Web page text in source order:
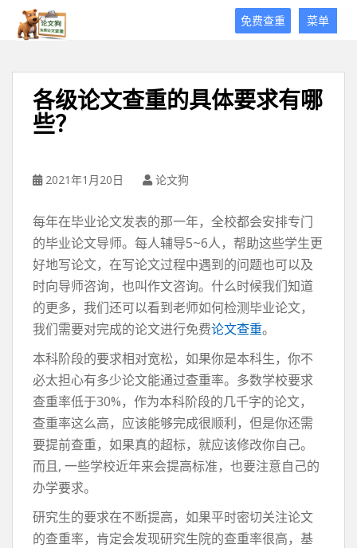
菜单
免费查重
各级论文查重的具体要求有哪
些？
2021年1月20日 论文狗
每年在毕业论文发表的那一年，全校都会安排专门
的毕业论文导师。每人辅导5~6人，帮助这些学生更
好地写论文，在写论文过程中遇到的问题也可以及
时向导师咨询，也叫作文咨询。什么时候我们知道
的更多，我们还可以看到老师如何检测毕业论文，
我们需要对完成的论文进行免费论文查重。
本科阶段的要求相对宽松，如果你是本科生，你不
必太担心有多少论文能通过查重率。多数学校要求
查重率低于30%，作为本科阶段的几千字的论文，
查重率这么高，应该能够完成很顺利，但是你还需
要提前查重，如果真的超标，就应该修改你自己。
而且, 一些学校近年来会提高标准，也要注意自己的
办学要求。
研究生的要求在不断提高，如果平时密切关注论文
的查重率，肯定会发现研究生院的查重率很高，基